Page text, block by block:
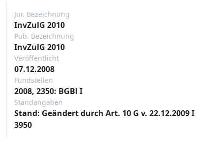
Jur. Bezeichnung
InvZulG 2010
Pub. Bezeichnung
InvZulG 2010
Veröffentlicht
07.12.2008
Fundstellen
2008, 2350: BGBl I
Standangaben
Stand: Geändert durch Art. 10 G v. 22.12.2009 I
3950